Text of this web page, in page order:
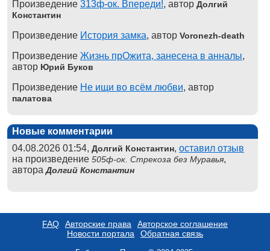
Произведение 313ф-ок. Впереди!, автор Долгий
Константин
Произведение История замка, автор Voronezh-death
Произведение Жизнь прОжита, занесена в анналы,
автор Юрий Буков
Произведение Не ищи во всём любви, автор
палатова
Новые комментарии
04.08.2026 01:54, Долгий Константин, оставил отзыв
на произведение 505ф-ок. Стрекоза без Муравья,
автораДолгий Константин
FAQ Авторские права
Авторское соглашение
Новости портала
Обратная связь